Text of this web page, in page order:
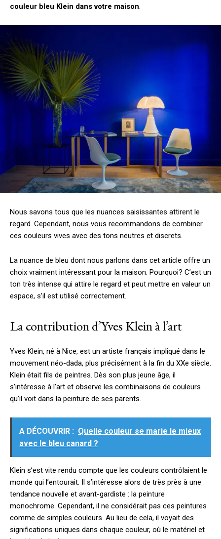
couleur bleu Klein dans votre maison.
Nous savons tous que les nuances saisissantes attirent le
regard. Cependant, nous vous recommandons de combiner
ces couleurs vives avec des tons neutres et discrets.
La nuance de bleu dont nous parlons dans cet article offre un
choix vraiment intéressant pour la maison. Pourquoi? C’est un
ton très intense qui attire le regard et peut mettre en valeur un
espace, s’il est utilisé correctement.
La contribution d’Yves Klein à l’art
Yves Klein, né à Nice, est un artiste français impliqué dans le
mouvement néo-dada, plus précisément à la fin du XXe siècle.
Klein était fils de peintres. Dès son plus jeune âge, il
s’intéresse à l’art et observe les combinaisons de couleurs
qu’il voit dans la peinture de ses parents.
A DÉCOUVRIR : Quelle couleur se marie le mieux
avec le bleu canard ?
Klein s’est vite rendu compte que les couleurs contrôlaient le
monde qui l’entourait. Il s’intéresse alors de très près à une
tendance nouvelle et avant-gardiste : la peinture
monochrome. Cependant, il ne considérait pas ces peintures
comme de simples couleurs. Au lieu de cela, il voyait des
significations uniques dans chaque couleur, où le matériel et